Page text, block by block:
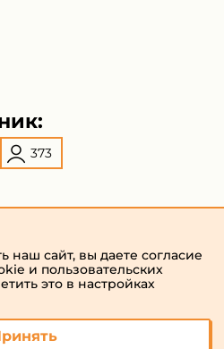
373
наш сайт, вы даете согласие
и пользовательских
это в настройках